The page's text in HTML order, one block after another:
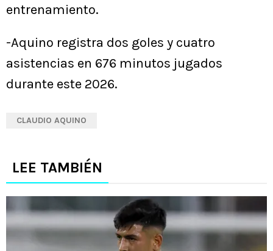
entrenamiento.
-Aquino registra dos goles y cuatro
asistencias en 676 minutos jugados
durante este 2026.
CLAUDIO AQUINO
LEE TAMBIÉN